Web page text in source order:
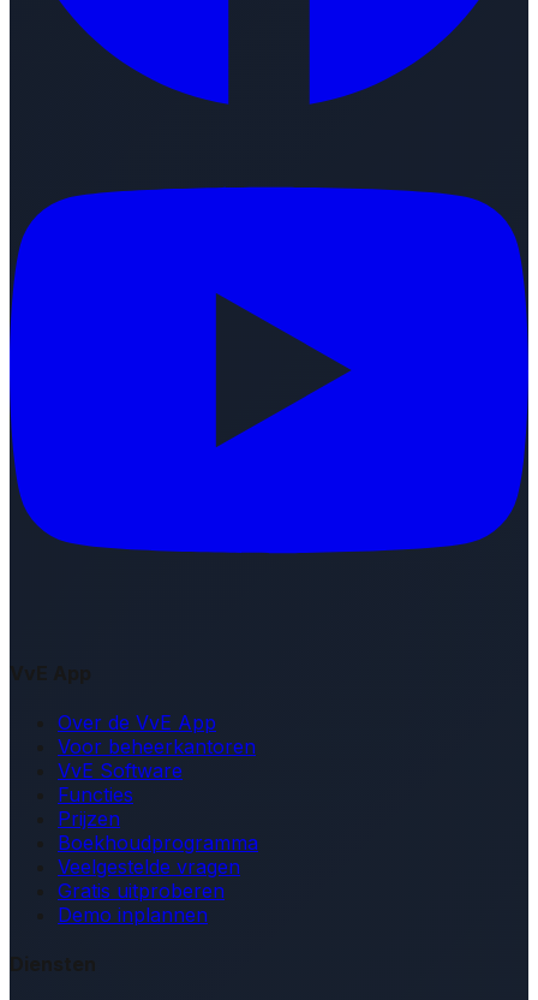
Over de VvE App
Voor beheerkantoren
VvE Software
Functies
Prijzen
Boekhoudprogramma
Veelgestelde vragen
Gratis uitproberen
Demo inplannen
Diensten